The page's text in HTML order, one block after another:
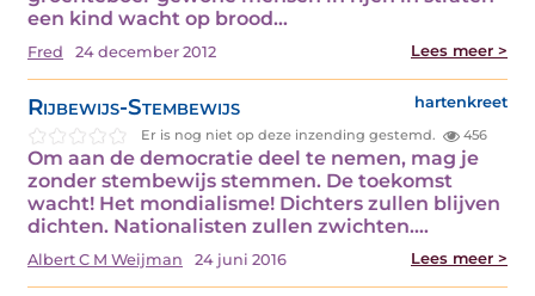
een kind wacht op brood…
Fred 24 december 2012 Lees meer >
Rijbewijs-Stembewijs hartenkreet
Er is nog niet op deze inzending gestemd. 456
Om aan de democratie deel te nemen, mag je
zonder stembewijs stemmen. De toekomst
wacht! Het mondialisme! Dichters zullen blijven
dichten. Nationalisten zullen zwichten.…
Albert C M Weijman 24 juni 2016 Lees meer >